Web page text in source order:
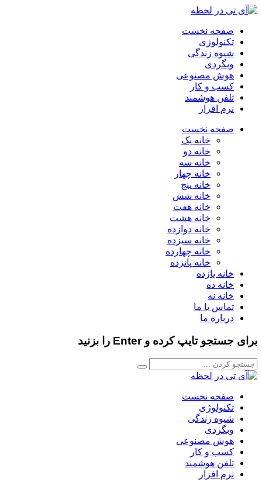
صفحه نخست
تکنولوژی
شیوه زندگی
وبگردی
هوش مصنوعی
کسب و کار
تلفن هوشمند
نرم افزار
صفحه نخست
خانه یک
خانه دو
خانه سه
خانه چهار
خانه پنج
خانه شش
خانه هفت
خانه هشت
خانه دوازده
خانه سیزده
خانه چهارده
خانه پانزده
خانه یازده
خانه ده
خانه نه
تماس با ما
درباره ما
برای جستجو تایپ کرده و Enter را بزنید
صفحه نخست
تکنولوژی
شیوه زندگی
وبگردی
هوش مصنوعی
کسب و کار
تلفن هوشمند
نرم افزار